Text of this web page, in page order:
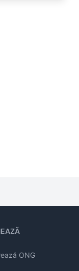
ONG